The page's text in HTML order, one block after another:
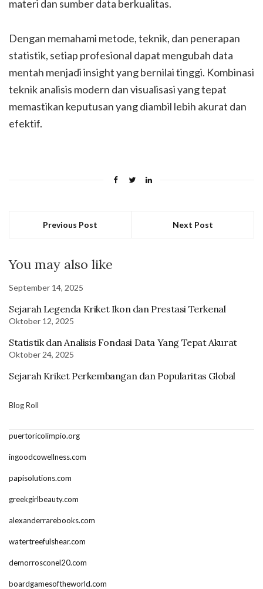
materi dan sumber data berkualitas.
Dengan memahami metode, teknik, dan penerapan
statistik, setiap profesional dapat mengubah data
mentah menjadi insight yang bernilai tinggi. Kombinasi
teknik analisis modern dan visualisasi yang tepat
memastikan keputusan yang diambil lebih akurat dan
efektif.
Previous Post Next Post
You may also like
September 14, 2025
Sejarah Legenda Kriket Ikon dan Prestasi Terkenal
Oktober 12, 2025
Statistik dan Analisis Fondasi Data Yang Tepat Akurat
Oktober 24, 2025
Sejarah Kriket Perkembangan dan Popularitas Global
Blog Roll
puertoricolimpio.org
ingoodcowellness.com
papisolutions.com
greekgirlbeauty.com
alexanderrarebooks.com
watertreefulshear.com
demorrosconel20.com
boardgamesoftheworld.com